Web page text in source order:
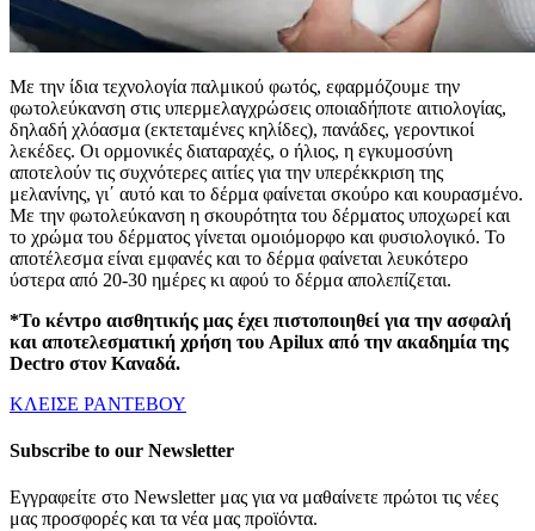
Με την ίδια τεχνολογία παλμικού φωτός, εφαρμόζουμε την
φωτολεύκανση στις υπερμελαγχρώσεις οποιαδήποτε αιτιολογίας,
δηλαδή χλόασμα (εκτεταμένες κηλίδες), πανάδες, γεροντικοί
λεκέδες. Οι ορμονικές διαταραχές, ο ήλιος, η εγκυμοσύνη
αποτελούν τις συχνότερες αιτίες για την υπερέκκριση της
μελανίνης, γι΄ αυτό και το δέρμα φαίνεται σκούρο και κουρασμένο.
Με την φωτολεύκανση η σκουρότητα του δέρματος υποχωρεί και
το χρώμα του δέρματος γίνεται ομοιόμορφο και φυσιολογικό. Το
αποτέλεσμα είναι εμφανές και το δέρμα φαίνεται λευκότερο
ύστερα από 20-30 ημέρες κι αφού το δέρμα απολεπίζεται.
*Το κέντρο αισθητικής μας έχει πιστοποιηθεί για την ασφαλή
και αποτελεσματική χρήση του Apilux από την ακαδημία της
Dectro στον Καναδά.
ΚΛΕΙΣΕ ΡΑΝΤΕΒΟΥ
Subscribe to our Newsletter
Εγγραφείτε στο Newsletter μας για να μαθαίνετε πρώτοι τις νέες
μας προσφορές και τα νέα μας προϊόντα.